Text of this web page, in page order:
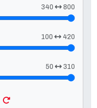
340 800
100 420
50 310